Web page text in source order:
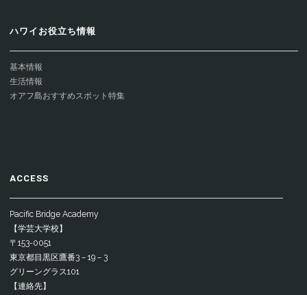
ハワイお役立ち情報
基本情報
生活情報
オアフ島おすすめスポット特集
ACCESS
Pacific Bridge Academy
【学芸大学校】
〒153-0051
東京都目黒区鷹番3－19－3
グリーングラス101
【連絡先】